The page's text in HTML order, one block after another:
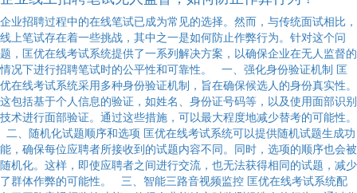
企业招聘过程中的在线笔试已成为常见的选择。然而，与传统面试相比，
线上笔试存在着一些挑战，其中之一是如何防止作弊行为。针对这个问
题，匡优在线考试系统提供了一系列解决方案，以确保企业在无人监督的
情况下进行招聘笔试时的公平性和可靠性。 一、强化身份验证机制 匡
优在线考试系统采用多种身份验证机制，旨在确保候选人的身份真实性。
这包括基于个人信息的验证，如姓名、身份证号码等，以及使用面部识别
技术进行面部验证。通过这些措施，可以最大程度地减少替考的可能性。
二、随机化试题顺序和选项 匡优在线考试系统可以提供随机试题生成功
能，确保每位应聘者所接收到的试题内容不同。同时，选项的顺序也会被
随机化。这样，即使应聘者之间进行交流，也无法获得相同的试题，减少
了群体作弊的可能性。 三、智能三路音视频监控 匡优在线考试系统配